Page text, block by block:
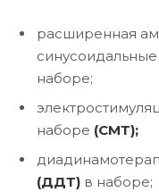
расширенная
наборе;
наборе (СМТ);
(ДДТ) в наборе;